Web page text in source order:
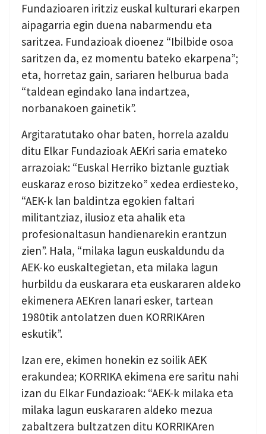
Fundazioaren iritziz euskal kulturari ekarpen
aipagarria egin duena nabarmendu eta
saritzea. Fundazioak dioenez “Ibilbide osoa
saritzen da, ez momentu bateko ekarpena”;
eta, horretaz gain, sariaren helburua bada
“taldean egindako lana indartzea,
norbanakoen gainetik”.
Argitaratutako ohar baten, horrela azaldu
ditu Elkar Fundazioak AEKri saria emateko
arrazoiak: “Euskal Herriko biztanle guztiak
euskaraz eroso bizitzeko” xedea erdiesteko,
“AEK-k lan baldintza egokien faltari
militantziaz, ilusioz eta ahalik eta
profesionaltasun handienarekin erantzun
zien”. Hala, “milaka lagun euskaldundu da
AEK-ko euskaltegietan, eta milaka lagun
hurbildu da euskarara eta euskararen aldeko
ekimenera AEKren lanari esker, tartean
1980tik antolatzen duen KORRIKAren
eskutik”.
Izan ere, ekimen honekin ez soilik AEK
erakundea; KORRIKA ekimena ere saritu nahi
izan du Elkar Fundazioak: “AEK-k milaka eta
milaka lagun euskararen aldeko mezua
zabaltzera bultzatzen ditu KORRIKAren